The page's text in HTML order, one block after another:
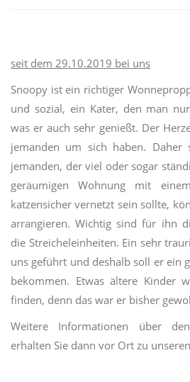
seit dem 29.10.2019 bei uns
Snoopy ist ein richtiger
und sozial, ein Kater, den man
was er auch sehr genießt. Der
jemanden um sich haben. Daher
jemanden, der viel oder sogar
geräumigen Wohnung mit
katzensicher vernetzt sein sollte,
arrangieren. Wichtig sind für ihn
die Streicheleinheiten. Ein sehr
uns geführt und deshalb soll er ein
bekommen. Etwas ältere Kinder
finden, denn das war er bisher
Weitere Informationen über
erhalten Sie dann vor Ort zu